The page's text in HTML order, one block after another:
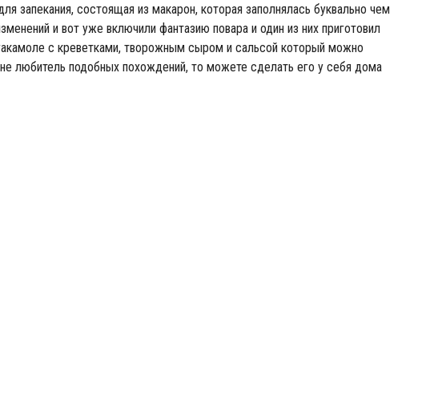
запекания, состоящая из макарон, которая заполнялась буквально чем
и вот уже включили фантазию повара и один из них приготовил
с креветками, творожным сыром и сальсой который можно
любитель подобных похождений, то можете сделать его у себя дома